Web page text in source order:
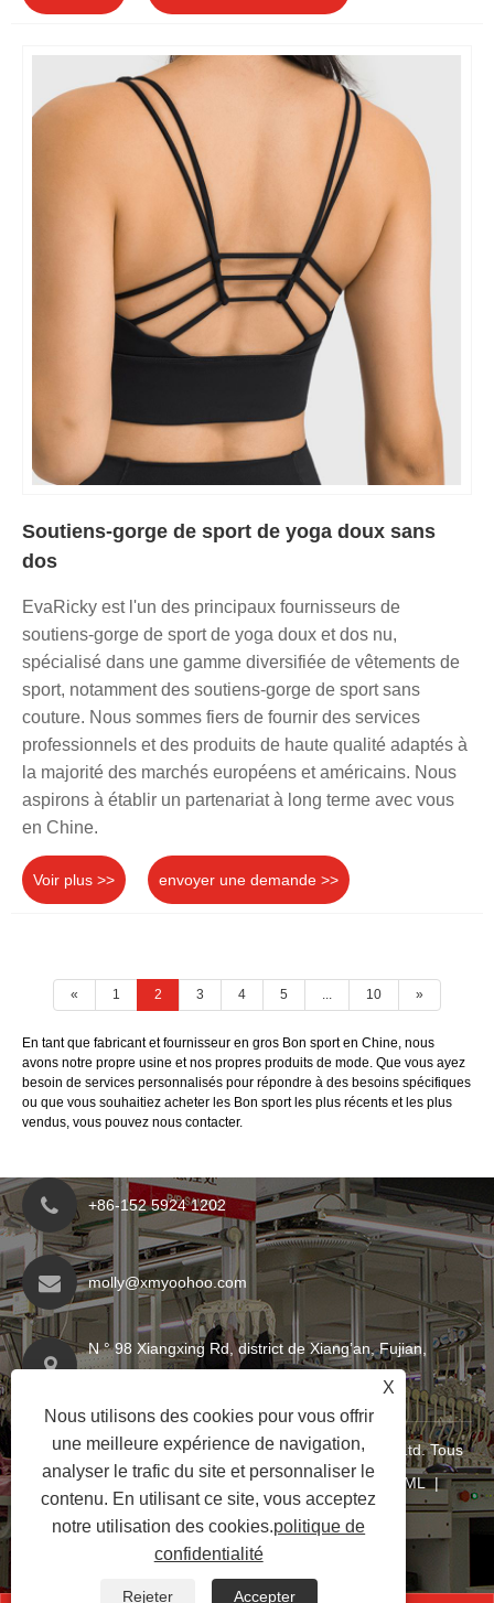
Soutiens-gorge de sport de yoga doux sans
dos
EvaRicky est l'un des principaux fournisseurs de
soutiens-gorge de sport de yoga doux et dos nu,
spécialisé dans une gamme diversifiée de vêtements de
sport, notamment des soutiens-gorge de sport sans
couture. Nous sommes fiers de fournir des services
professionnels et des produits de haute qualité adaptés à
la majorité des marchés européens et américains. Nous
aspirons à établir un partenariat à long terme avec vous
en Chine.
Voir plus >> envoyer une demande >>
« 1 2 3 4 5 10 »
En tant que fabricant et fournisseur en gros Bon sport en Chine, nous
avons notre propre usine et nos propres produits de mode. Que vous ayez
besoin de services personnalisés pour répondre à des besoins spécifiques
ou que vous souhaitiez acheter les Bon sport les plus récents et les plus
vendus, vous pouvez nous contacter.
+86-152 5924 1202
molly@xmyoohoo.com
N ° 98 Xiangxing Rd, district de Xiang’an, Fujian,
Copyright © 2024 Xiamen Evariricky Trading Co., Ltd. Tous
droits réservésLinks |Sitemap|RSS| XML|
politique de confidentialité
|
X
Nous utilisons des cookies pour vous offrir
une meilleure expérience de navigation,
analyser le trafic du site et personnaliser le
contenu. En utilisant ce site, vous acceptez
notre utilisation des cookies.politique de
confidentialité
Rejeter Accepter